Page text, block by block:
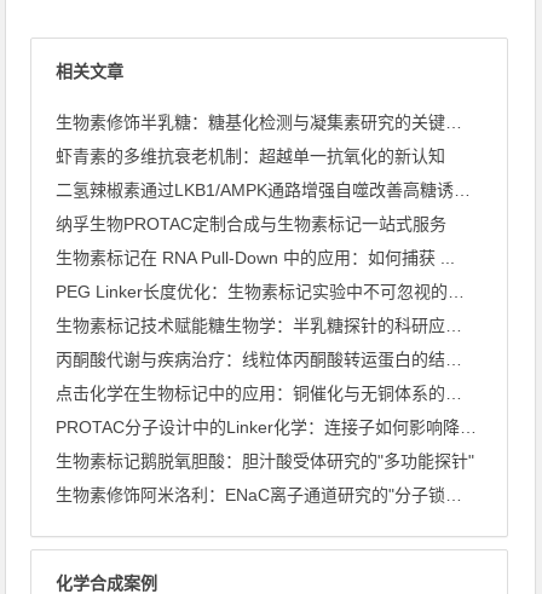
相关文章
虾青素的多维抗衰老机制：超越单一抗氧化的新认知
纳孚生物PROTAC定制合成与生物素标记一站式服务
生物素标记在 RNA Pull-Down 中的应用：如何捕获 ...
生物素标记鹅脱氧胆酸：胆汁酸受体研究的"多功能探针"
化学合成案例